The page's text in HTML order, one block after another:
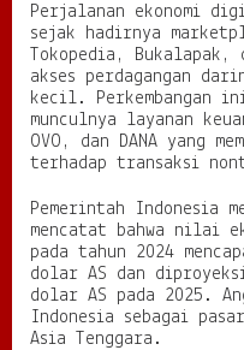
r
u
Perjalanan ekonomi
sejak hadirnya
Tokopedia, Bukalapak,
akses perdagangan
kecil. Perkembangan
munculnya layanan
OVO, dan DANA yang
terhadap transaksi
Pemerintah Indonesia
mencatat bahwa nilai
pada tahun 2024
dolar AS dan
dolar AS pada 2025.
Indonesia sebagai
Asia Tenggara.